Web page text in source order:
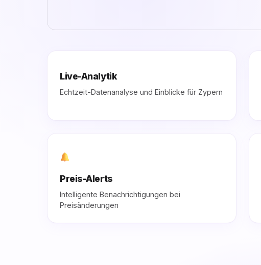
Live-Analytik
Echtzeit-Datenanalyse und Einblicke für Zypern
Preis-Alerts
Intelligente Benachrichtigungen bei
Preisänderungen